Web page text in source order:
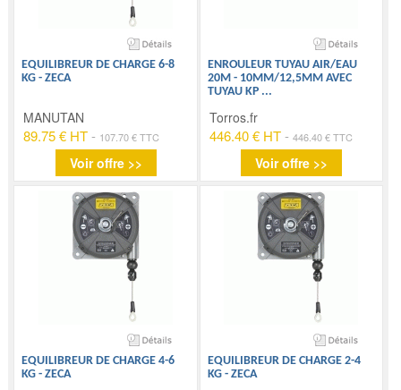
EQUILIBREUR DE CHARGE 6-8
KG - ZECA
MANUTAN
89.75 € HT - 107.70 € TTC
Voir offre >>
ENROULEUR TUYAU AIR/EAU
20M - 10MM/12,5MM AVEC
TUYAU KP ...
Torros.fr
446.40 € HT- 446.40 € TTC
Voir offre >>
EQUILIBREUR DE CHARGE 4-6
KG - ZECA
EQUILIBREUR DE CHARGE 2-4
KG - ZECA